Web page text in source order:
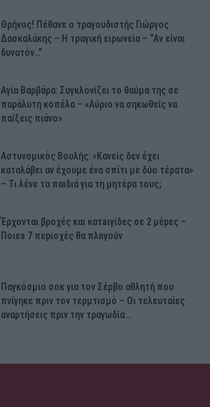
Θρήνος! Πέθανε ο τραγουδιστής Γιώργος
Δασκαλάκης – Η τραγική ειρωνεία – “Αν είναι
δυνατόν…”
Αγία Βαρβάρα: Συγκλονίζει το θαύμα της σε
παράλυτη κοπέλα – «Αύριο να σηκωθείς να
παίξεις πιάνο»
Αστυνομικός Bουλής: «Κανείς δεν έχει
καταλάβει αν έχουμε ένα σπίτι με δύο τέρατα»
– Τι λένε τα παιδιά για τη μητέρα τους;
Έρχονται βροχές και κατaιγίδες σε 2 μέpες –
Ποιεs 7 πεpιοχές θα πλnγούν
Παγκόσμιο σοκ για τον Σέρβο αθλητή που
πνίγηκε πριν τον τερμτισμό – Οι τελευταίες
αναρτήσεις πριν την τραγωδία…